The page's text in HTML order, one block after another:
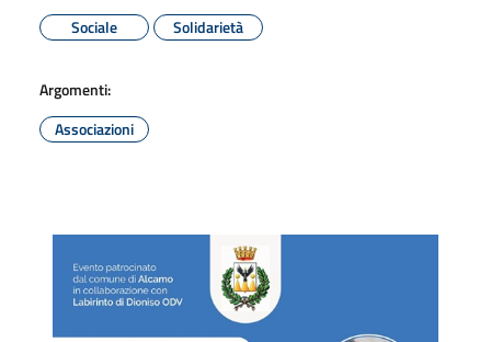
Sociale
Solidarietà
Argomenti:
Associazioni